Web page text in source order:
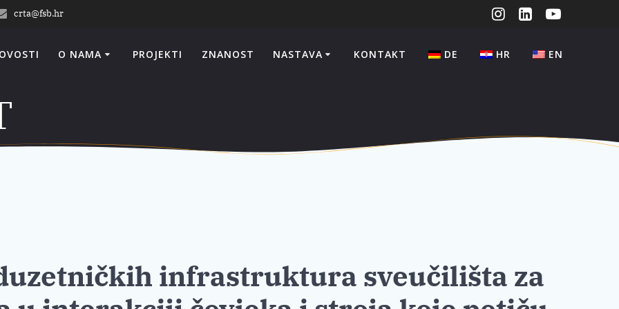
crta@fsb.hr
O NAMA PROJEKTI ZNANOST NASTAVA KONTAKT DE HR EN
infrastruktura sveučilišta za